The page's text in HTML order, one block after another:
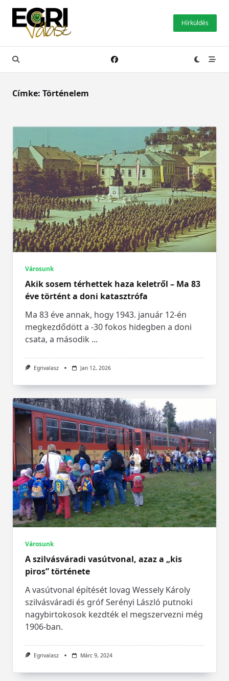
Skip
content
Hírküldés
Címke: Történelem
Városunk
Akik sosem térhettek haza keletről – Ma 83
éve történt a doni katasztrófa
Ma 83 éve annak, hogy 1943. január 12-én
megkezdődött a -30 fokos hidegben a doni
csata, a második ...
Egrivalasz Jan 12, 2026
Városunk
A szilvásváradi vasútvonal, azaz a „kis
piros” története
A vasútvonal építését lovag Wessely Károly
szilvásváradi és gróf Serényi László putnoki
nagybirtokosok kezdték el megszervezni még
1906-ban.
Egrivalasz Márc 9, 2024